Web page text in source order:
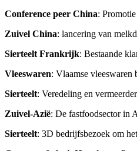
Conference peer China:
Zuivel China: lancering van
Sierteelt Frankrijk: Bestaande
Vleeswaren: Vlaamse vleeswaren
Sierteelt: Veredeling en
Zuivel-Azië: De fastfoodsector in
Sierteelt: 3D bedrijfsbezoek om